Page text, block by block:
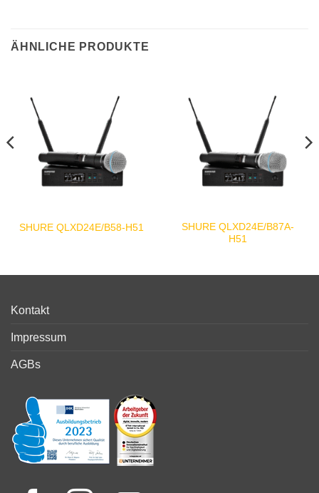
ÄHNLICHE PRODUKTE
SHURE QLXD24E/B58-H51
SHURE QLXD24E/B87A-
H51
Kontakt
Impressum
AGBs